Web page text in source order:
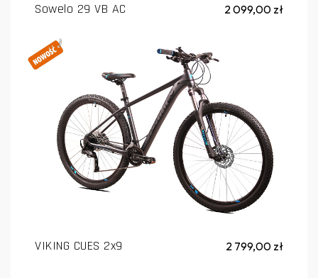
Sowelo 29 VB AC 2 099,00 zł
VIKING CUES 2x9 2 799,00 zł